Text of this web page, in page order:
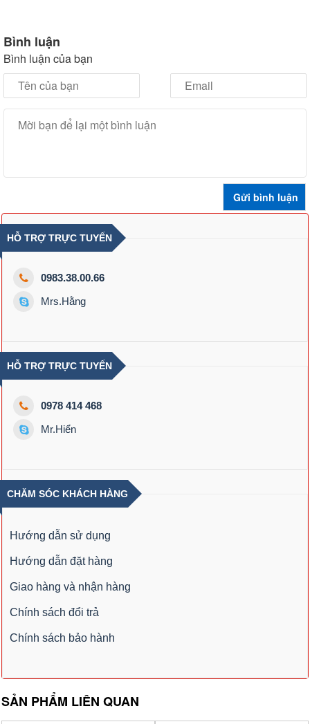
Bình luận
Bình luận của bạn
HỖ TRỢ TRỰC TUYẾN
0983.38.00.66
Mrs.Hằng
HỖ TRỢ TRỰC TUYẾN
0978 414 468
Mr.Hiển
CHĂM SÓC KHÁCH HÀNG
Hướng dẫn sử dụng
Hướng dẫn đặt hàng
Giao hàng và nhận hàng
Chính sách đổi trả
Chính sách bảo hành
SẢN PHẨM LIÊN QUAN